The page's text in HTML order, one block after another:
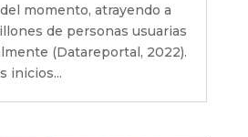
momento, atrayendo a
de personas usuarias
(Datareportal, 2022).
inicios...